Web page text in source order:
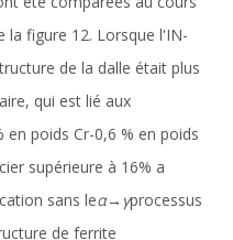
la figure 12. Lorsque l'IN-
de la dalle était plus
qui est lié aux
en poids Cr-0,6 % en poids
supérieure à 16% a
sans leα→ γprocessus
de ferrite